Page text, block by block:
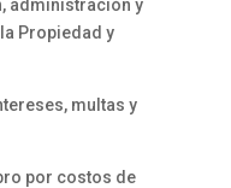
administración y
Propiedad y
multas y
por costos de